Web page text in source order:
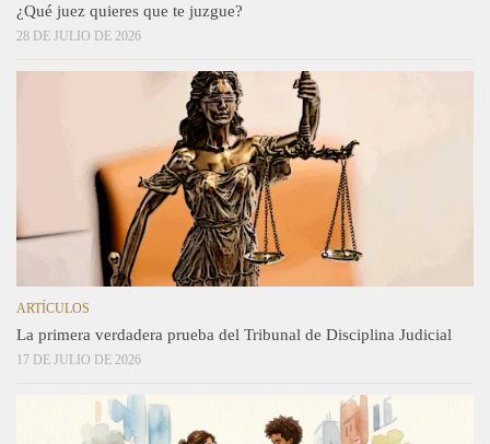
¿Qué juez quieres que te juzgue?
28 DE JULIO DE 2026
ARTÍCULOS
La primera verdadera prueba del Tribunal de Disciplina Judicial
17 DE JULIO DE 2026